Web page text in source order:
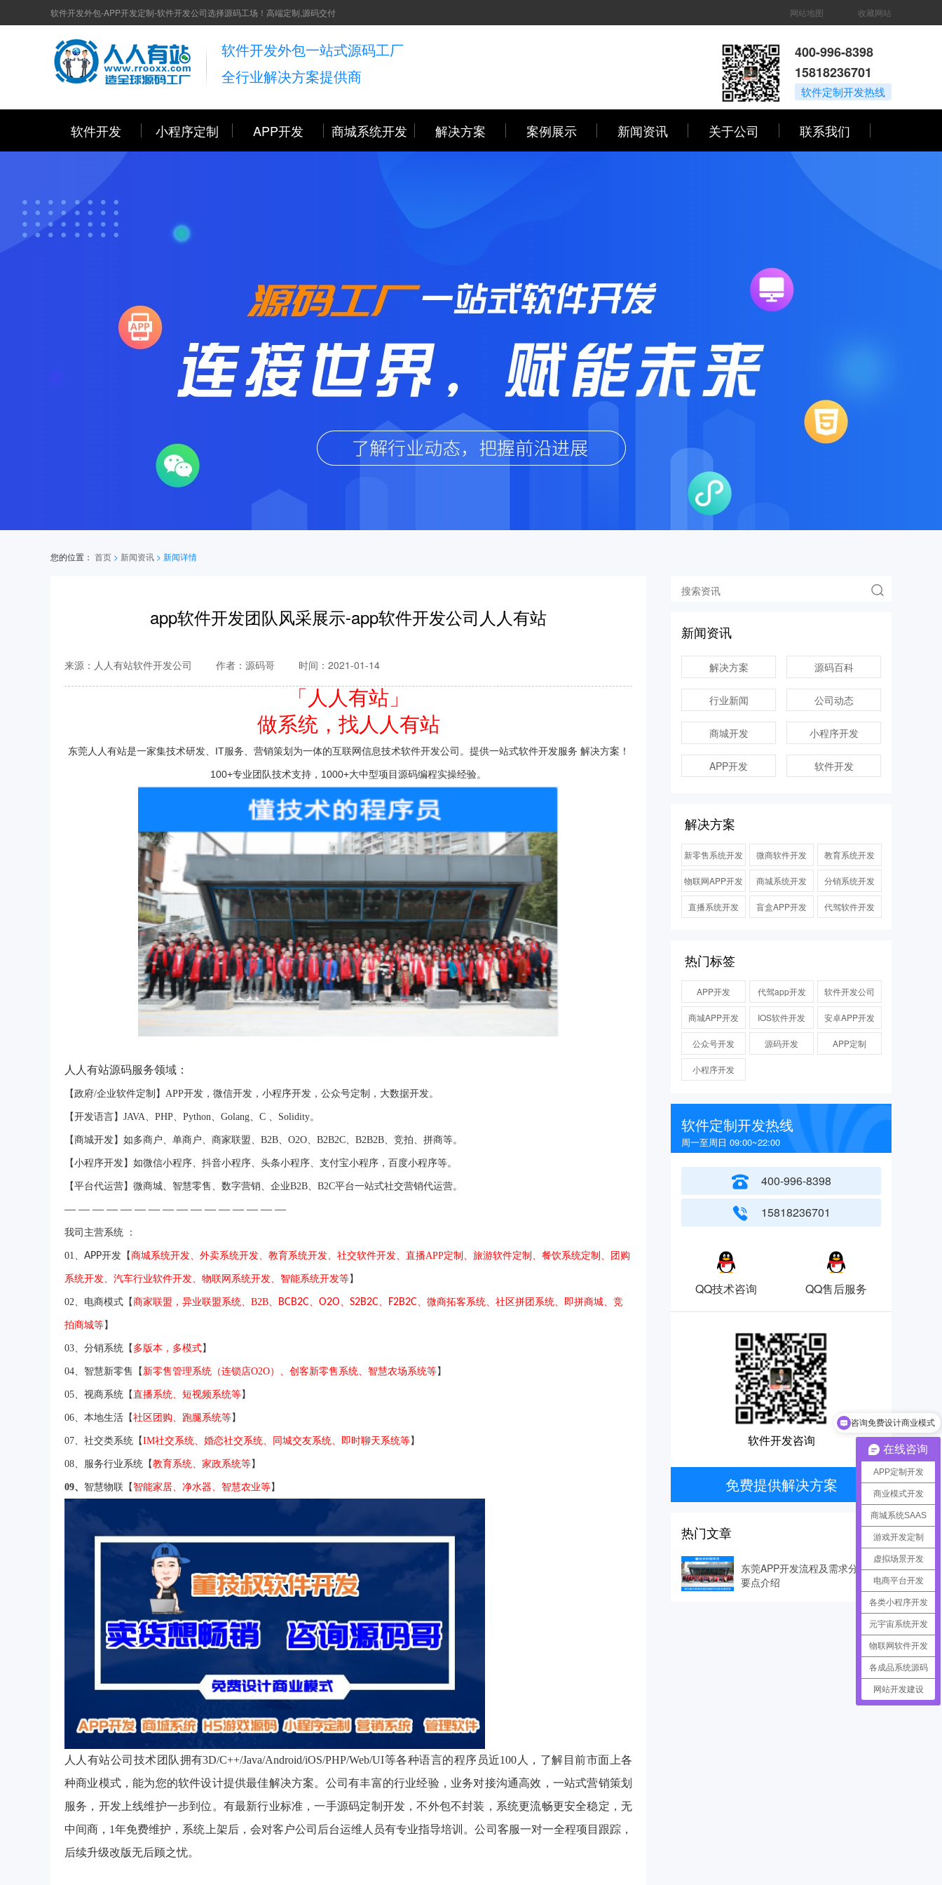
软件开发外包-APP开发定制-软件开发公司选择源码工场！高端定制,源码交付 网站地图 收藏网站
软件开发外包一站式源码工厂
全行业解决方案提供商
400-996-8398
15818236701
软件定制开发热线
软件开发 小程序定制 APP开发 商城系统开发 解决方案 案例展示 新闻资讯 关于公司 联系我们
您的位置： 首页 > 新闻资讯 > 新闻详情
app软件开发团队风采展示-app软件开发公司人人有站
来源：人人有站软件开发公司 作者：源码哥 时间：2021-01-14
「人人有站」
做系统，找人人有站
东莞人人有站是一家集技术研发、IT服务、营销策划为一体的互联网信息技术软件开发公司。提供一站式软件开发服务 解决方案！
100+专业团队技术支持，1000+大中型项目源码编程实操经验。
人人有站源码服务领域：
【政府/企业软件定制】APP开发，微信开发，小程序开发，公众号定制，大数据开发。
【开发语言】JAVA、PHP、Python、Golang、C 、Solidity。
【商城开发】如多商户、单商户、商家联盟、B2B、O2O、B2B2C、B2B2B、竞拍、拼商等。
【小程序开发】如微信小程序、抖音小程序、头条小程序、支付宝小程序，百度小程序等。
【平台代运营】微商城、智慧零售、数字营销、企业B2B、B2C平台一站式社交营销代运营。
— — — — — — — — — — — — — — — —
我司 主营系统 ：
01、 APP开发【商城系统开发、 外卖系统开发、教育系统开发、社交软件开发、直播APP定制、旅游软件定制、餐饮系统定制、团购
系统开发、汽车行业软件开发、物联网系统开发、 智能系统开发等】
02、电商模式【商家联盟，异业联盟系统、B2B、 BCB2C、 O2O、 S2B2C、 F2B2C、微商拓客系统、社区拼团系统、即拼商城、竞
拍商城等】
03、分销系统【 多版本，多模式】
04、智慧新零售【 新零售管理系统（连锁店O2O）、创客新零售系统、智慧农场系统等】
05、视商系统【直播系统、短视频系统等】
06、本地生活【社区团购、跑腿系统等】
07、社交类系统【IM社交系统、婚恋社交系统、同城交友系统、即时聊天系统等】
08、服务行业系统【教育系统、家政系统等】
09、 智慧物联【智能家居、净水器、智慧农业等】
人人有站公司技术团队拥有3D/C++/Java/Android/iOS/PHP/Web/UI等各种语言的程序员近100人，了解目前市面上各
种商业模式，能为您的软件设计提供最佳解决方案。公司有丰富的行业经验，业务对接沟通高效，一站式营销策划
服务，开发上线维护一步到位。有最新行业标准，一手源码定制开发，不外包不封装，系统更流畅更安全稳定，无
中间商，1年免费维护，系统上架后，会对客户公司后台运维人员有专业指导培训。公司客服一对一全程项目跟踪，
后续升级改版无后顾之忧。
新闻资讯
解决方案 源码百科
行业新闻 公司动态
商城开发 小程序开发
APP开发 软件开发
解决方案
新零售系统开发 微商软件开发 教育系统开发
物联网APP开发 商城系统开发 分销系统开发
直播系统开发 盲盒APP开发 代驾软件开发
热门标签
APP开发 代驾app开发 软件开发公司
商城APP开发 IOS软件开发 安卓APP开发
公众号开发 源码开发 APP定制
小程序开发
软件定制开发热线
周一至周日 09:00~22:00
400-996-8398
15818236701
QQ技术咨询 QQ售后服务
软件开发咨询
免费提供解决方案
热门文章
东莞APP开发流程及需求分析等
要点介绍
在线咨询
APP定制开发
商业模式开发
商城系统SAAS
游戏开发定制
虚拟场景开发
电商平台开发
各类小程序开发
元宇宙系统开发
物联网软件开发
各成品系统源码
网站开发建设
软件开发咨询热线